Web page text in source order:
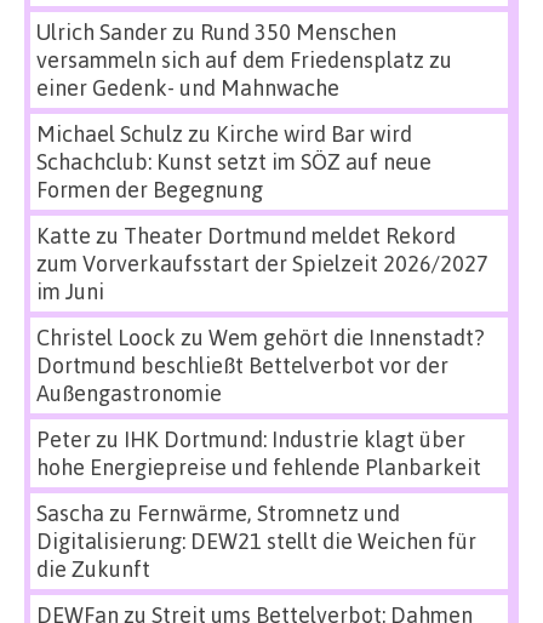
Ulrich Sanderzu Rund 350 Menschen
versammeln sich auf dem Friedensplatz zu
einer Gedenk- und Mahnwache
Michael Schulz zu Kirche wird Bar wird
Schachclub: Kunst setzt im SÖZ auf neue
Formen der Begegnung
Katte zu Theater Dortmund meldet Rekord
zum Vorverkaufsstart der Spielzeit 2026/2027
im Juni
Christel Loock zu Wem gehört die Innenstadt?
Dortmund beschließt Bettelverbot vor der
Außengastronomie
Peterzu IHK Dortmund: Industrie klagt über
hohe Energiepreise und fehlende Planbarkeit
Sascha zu Fernwärme, Stromnetz und
Digitalisierung: DEW21 stellt die Weichen für
die Zukunft
DEWFan zu Streit ums Bettelverbot: Dahmen